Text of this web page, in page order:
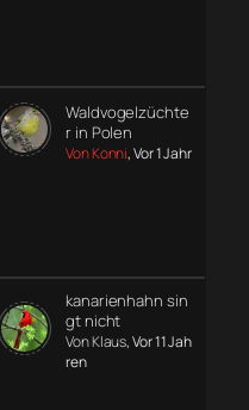
Waldvogelzüchte
r in Polen
Von Konni, Vor 1 Jahr
kanarienhahn sin
gt nicht
Von Klaus, Vor 11 Jah
ren